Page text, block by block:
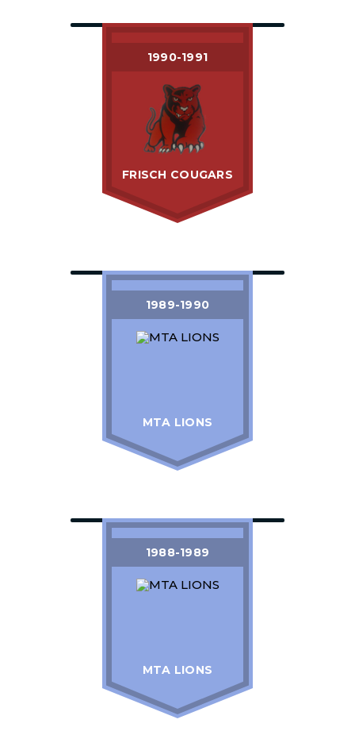
1990-1991
FRISCH COUGARS
1989-1990
MTA LIONS
1988-1989
MTA LIONS